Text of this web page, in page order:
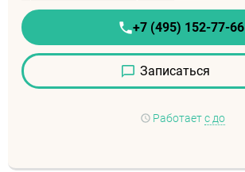
+7 (495) 152-77-66
Записаться
Работает с до